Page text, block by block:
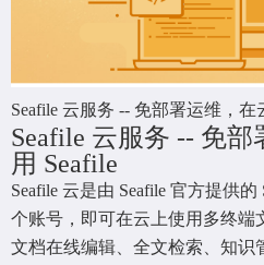
Seafile 云服务 -- 免部署运维，在
Seafile 云服务 -- 免
用 Seafile
Seafile 云是由 Seafile 官方提供
个账号，即可在云上使用多终端
文档在线编辑、全文检索、知识